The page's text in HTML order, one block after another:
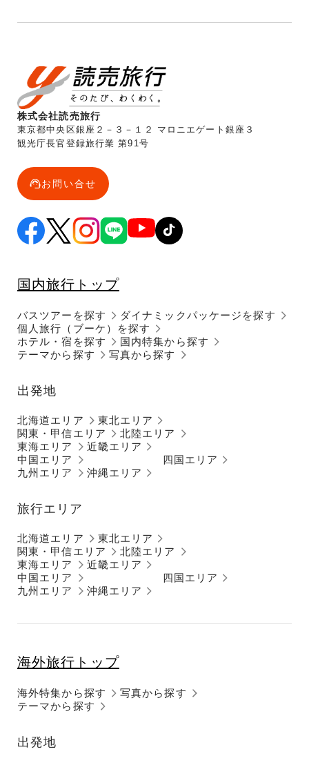
株式会社読売旅行
東京都中央区銀座２－３－１２ マロニエゲート銀座３
観光庁長官登録旅行業 第91号
お問い合せ
国内旅行トップ
バスツアーを探す
個人旅行（ブーケ）を探す
ダイナミックパッケージを探す
ホテル・宿を探す
国内特集から探す
テーマから探す
写真から探す
出発地
北海道エリア
東北エリア
関東・甲信エリア
北陸エリア
東海エリア
近畿エリア
中国エリア
四国エリア
九州エリア
沖縄エリア
旅行エリア
北海道エリア
東北エリア
関東・甲信エリア
北陸エリア
東海エリア
近畿エリア
中国エリア
四国エリア
九州エリア
沖縄エリア
海外旅行トップ
海外特集から探す
テーマから探す
写真から探す
出発地